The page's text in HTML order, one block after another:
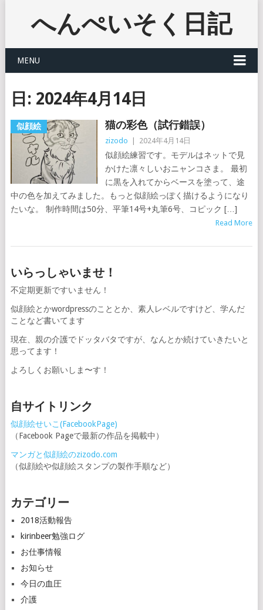
へんぺいそく日記
MENU
日: 2024年4月14日
似顔絵 猫の彩色（試行錯誤）
zizodo 2024年4月14日
似顔絵練習です。モデルはネットで見
かけた凛々しいおニャンコさま。 最初
に黒を入れてからベースを塗って、途
中の色を加えてみました。もっと似顔絵っぽく描けるようになり
たいな。 制作時間は50分、平筆14号+丸筆6号、コピック […]
Read More
いらっしゃいませ！
不定期更新ですいません！
似顔絵とかwordpressのこととか、素人レベルですけど、学んだ
ことなど書いてます
現在、親の介護でドッタバタですが、なんとか続けていきたいと
思ってます！
よろしくお願いしま〜す！
自サイトリンク
似顔絵せいこ(FacebookPage)
（Facebook Pageで最新の作品を掲載中）
マンガと似顔絵のzizodo.com
（似顔絵や似顔絵スタンプの製作手順など）
カテゴリー
2018活動報告
kirinbeer勉強ログ
お仕事情報
お知らせ
今日の血圧
介護